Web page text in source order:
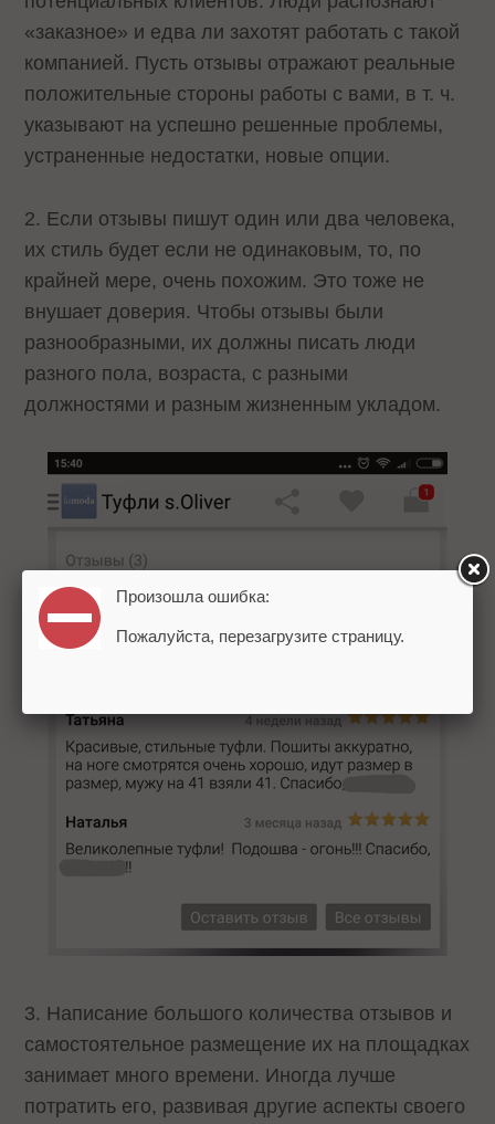
«заказное» и едва ли захотят работать с такой
компанией. Пусть отзывы отражают реальные
положительные стороны работы с вами, в т. ч.
указывают на успешно решенные проблемы,
устраненные недостатки, новые опции.
2. Если отзывы пишут один или два человека,
их стиль будет если не одинаковым, то, по
крайней мере, очень похожим. Это тоже не
внушает доверия. Чтобы отзывы были
разнообразными, их должны писать люди
разного пола, возраста, с разными
должностями и разным жизненным укладом.
3. Написание большого количества отзывов и
самостоятельное размещение их на площадках
занимает много времени. Иногда лучше
потратить его, развивая другие аспекты своего
Произошла ошибка:
Пожалуйста, перезагрузите страницу.